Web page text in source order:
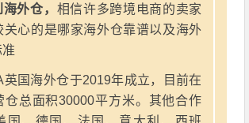
外仓， 相信许多跨境电商的卖家
关心的是哪家海外仓靠谱以及海外
英国海外仓于2019年成立，目前在
仓总面积30000平方米。其他合作